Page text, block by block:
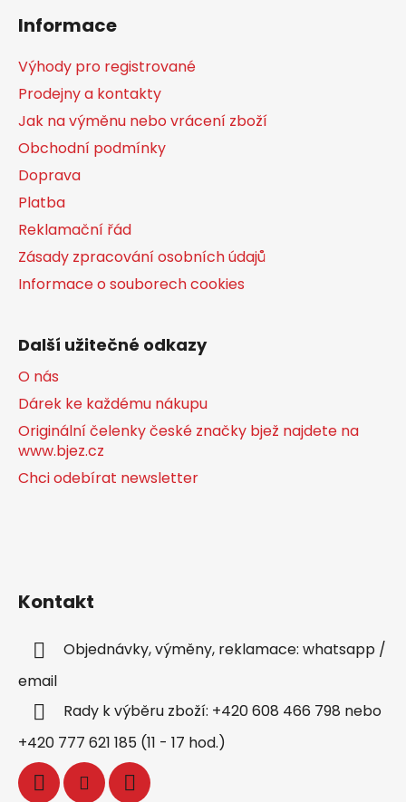
Informace
Výhody pro registrované
Prodejny a kontakty
Jak na výměnu nebo vrácení zboží
Obchodní podmínky
Doprava
Platba
Reklamační řád
Zásady zpracování osobních údajů
Informace o souborech cookies
Další užitečné odkazy
O nás
Dárek ke každému nákupu
Originální čelenky české značky bjež najdete na
www.bjez.cz
Chci odebírat newsletter
Kontakt
Objednávky, výměny, reklamace: whatsapp /
email
Rady k výběru zboží: +420 608 466 798 nebo
+420 777 621 185 (11 - 17 hod.)